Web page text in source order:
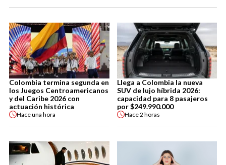
Colombia termina segunda en
los Juegos Centroamericanos
y del Caribe 2026 con
actuación histórica
Haceuna hora
Llega a Colombia la nueva
SUV de lujo híbrida 2026:
capacidad para 8 pasajeros
por $249.990.000
Hace2 horas